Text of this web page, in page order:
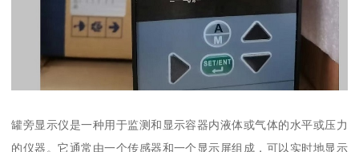
罐旁显示仪是一种用于监测和显示容器内液体或气体的水平或压力
的仪器。它通常由一个传感器和一个显示屏组成，可以实时地显示